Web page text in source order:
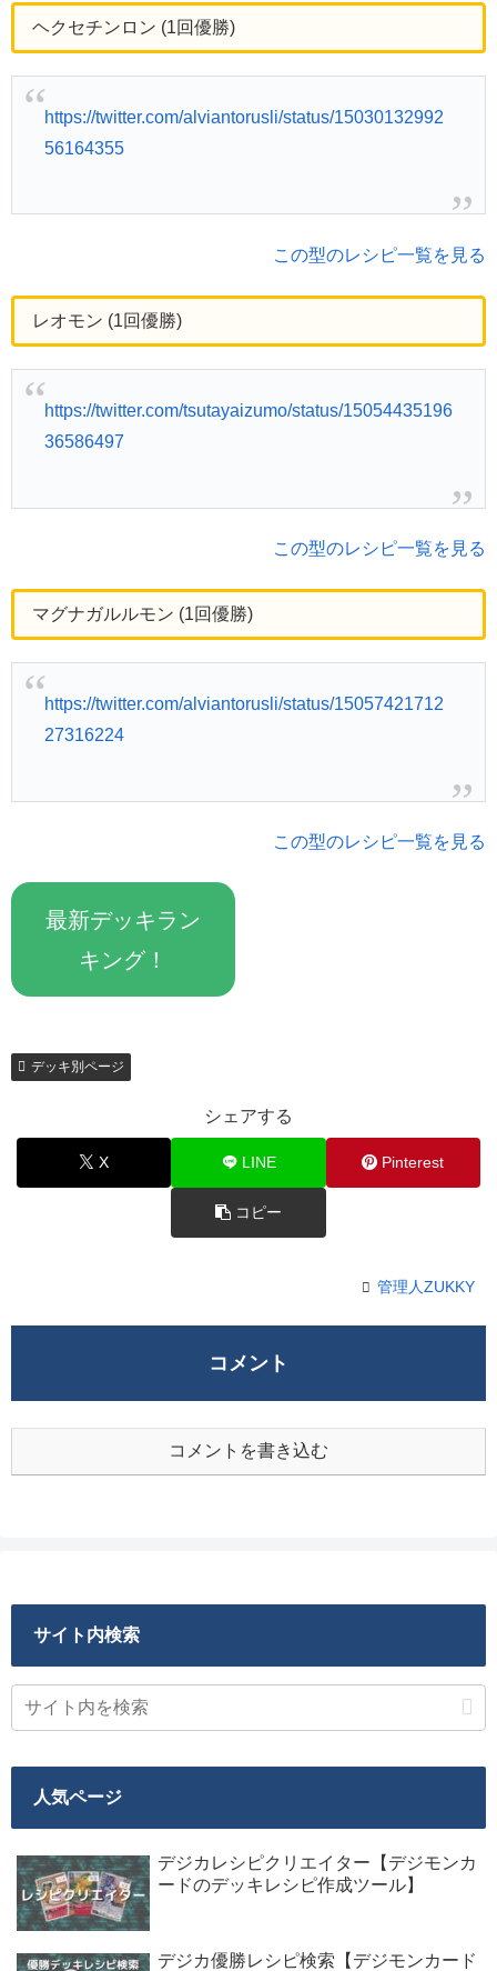
ヘクセチンロン (1回優勝)
https://twitter.com/alviantorusli/status/15030132992
56164355
この型のレシピ一覧を見る
レオモン (1回優勝)
https://twitter.com/tsutayaizumo/status/15054435196
36586497
この型のレシピ一覧を見る
マグナガルルモン (1回優勝)
https://twitter.com/alviantorusli/status/15057421712
27316224
この型のレシピ一覧を見る
最新デッキラン
キング！
デッキ別ページ
シェアする
X LINE Pinterest
コピー
管理人ZUKKY
コメント
コメントを書き込む
サイト内検索
人気ページ
デジカレシピクリエイター【デジモンカ
ードのデッキレシピ作成ツール】
デジカ優勝レシピ検索【デジモンカード